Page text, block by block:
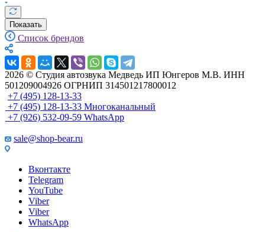
Показать
Список брендов
2026 © Cтудия автозвука Медведь ИП Юнгеров М.В. ИНН
501209004926 ОГРНИП 314501217800012
+7 (495) 128-13-33
+7 (495) 128-13-33 Многоканальный
+7 (926) 532-09-59 WhatsApp
sale@shop-bear.ru
Вконтакте
Telegram
YouTube
Viber
Viber
WhatsApp